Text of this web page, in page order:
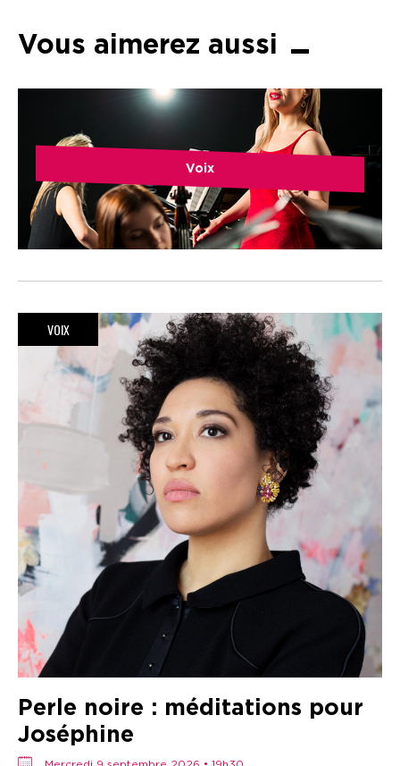
Vous aimerez aussi
Voix
VOIX
Perle noire : méditations pour
Joséphine